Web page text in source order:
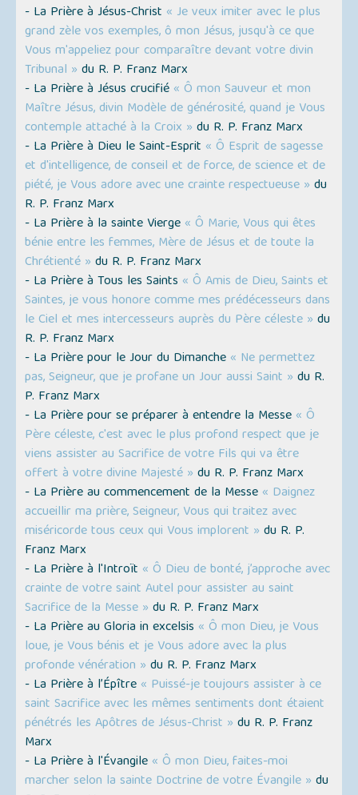
- La Prière à Jésus-Christ « Je veux imiter avec le plus
grand zèle vos exemples, ô mon Jésus, jusqu'à ce que
Vous m'appeliez pour comparaître devant votre divin
Tribunal » du R. P. Franz Marx
- La Prière à Jésus crucifié « Ô mon Sauveur et mon
Maître Jésus, divin Modèle de générosité, quand je Vous
contemple attaché à la Croix » du R. P. Franz Marx
- La Prière à Dieu le Saint-Esprit « Ô Esprit de sagesse
et d'intelligence, de conseil et de force, de science et de
piété, je Vous adore avec une crainte respectueuse » du
R. P. Franz Marx
- La Prière à la sainte Vierge « Ô Marie, Vous qui êtes
bénie entre les femmes, Mère de Jésus et de toute la
Chrétienté » du R. P. Franz Marx
- La Prière à Tous les Saints « Ô Amis de Dieu, Saints et
Saintes, je vous honore comme mes prédécesseurs dans
le Ciel et mes intercesseurs auprès du Père céleste » du
R. P. Franz Marx
- La Prière pour le Jour du Dimanche « Ne permettez
pas, Seigneur, que je profane un Jour aussi Saint » du R.
P. Franz Marx
- La Prière pour se préparer à entendre la Messe « Ô
Père céleste, c'est avec le plus profond respect que je
viens assister au Sacrifice de votre Fils qui va être
offert à votre divine Majesté » du R. P. Franz Marx
- La Prière au commencement de la Messe « Daignez
accueillir ma prière, Seigneur, Vous qui traitez avec
miséricorde tous ceux qui Vous implorent » du R. P.
Franz Marx
- La Prière à l'Introït « Ô Dieu de bonté, j’approche avec
crainte de votre saint Autel pour assister au saint
Sacrifice de la Messe » du R. P. Franz Marx
- La Prière au Gloria in excelsis « Ô mon Dieu, je Vous
loue, je Vous bénis et je Vous adore avec la plus
profonde vénération » du R. P. Franz Marx
- La Prière à l’Épître « Puissé-je toujours assister à ce
saint Sacrifice avec les mêmes sentiments dont étaient
pénétrés les Apôtres de Jésus-Christ » du R. P. Franz
Marx
- La Prière à l'Évangile « Ô mon Dieu, faites-moi
marcher selon la sainte Doctrine de votre Évangile » du